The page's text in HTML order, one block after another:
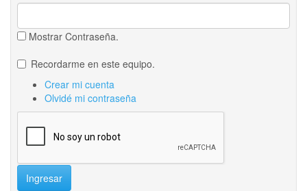
Mostrar Contraseña.
Recordarme en este equipo.
Crear mi cuenta
Olvidé mi contraseña
Ingresar